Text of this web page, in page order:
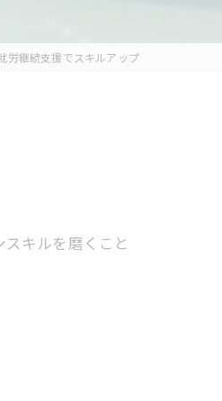
労継続支援でスキルアップ
キルを磨くこと